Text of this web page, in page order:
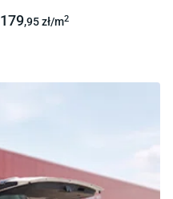
179,95zł/m2